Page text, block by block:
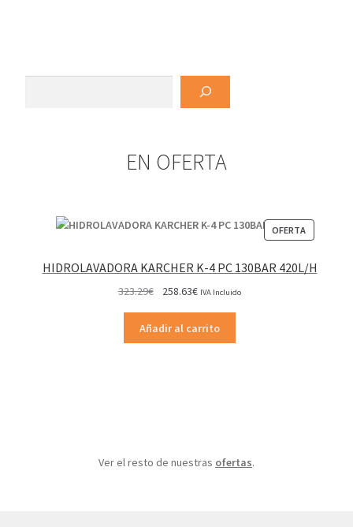
EN OFERTA
OFERTA
EN
HIDROLAVADORA KARCHER K-4 PC 130BAR 420L/H
323.29€
original
era:
258.63€El
actual
es:
IVA Incluido
Añadir al carrito
Ver el resto de nuestras ofertas.